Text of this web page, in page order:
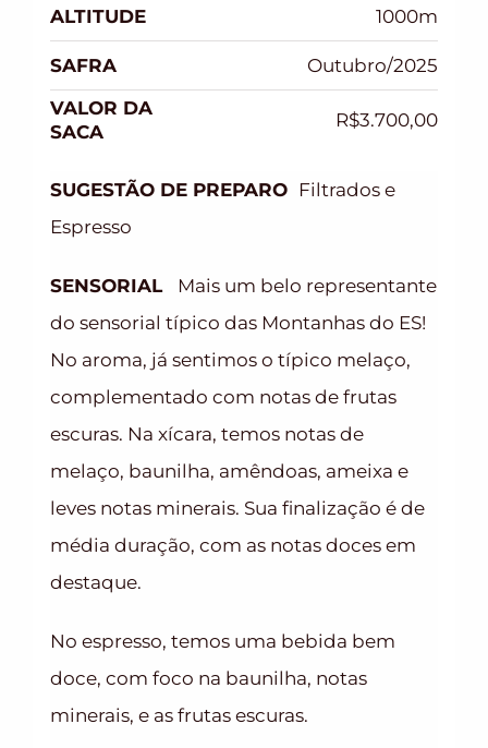
ALTITUDE 1000m
SAFRA
Outubro/2025
VALOR DA
SACA
R$3.700,00
SUGESTÃO DE PREPARO Filtrados e
Espresso
SENSORIAL
Mais um belo representante
do sensorial típico das Montanhas do ES!
No aroma, já sentimos o típico melaço,
complementado com notas de frutas
escuras. Na xícara, temos notas de
melaço, baunilha, amêndoas, ameixa e
leves notas minerais. Sua finalização é de
média duração, com as notas doces em
destaque.
No espresso, temos uma bebida bem
doce, com foco na baunilha, notas
minerais, e as frutas escuras.